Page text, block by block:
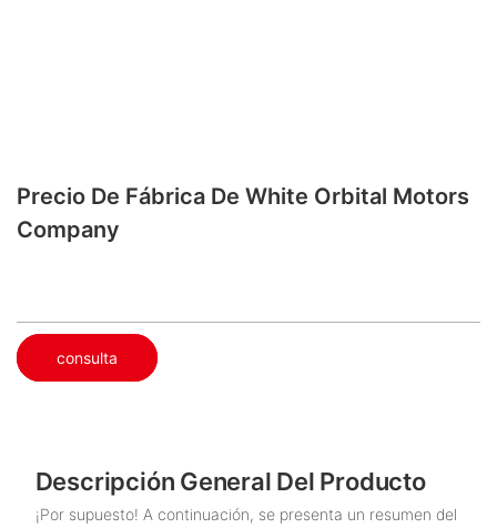
Precio De Fábrica De White Orbital Motors
Company
consulta
Descripción General Del Producto
¡Por supuesto! A continuación, se presenta un resumen del